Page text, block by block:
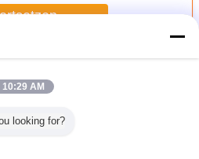
Housing
10:29 AM
looking for?